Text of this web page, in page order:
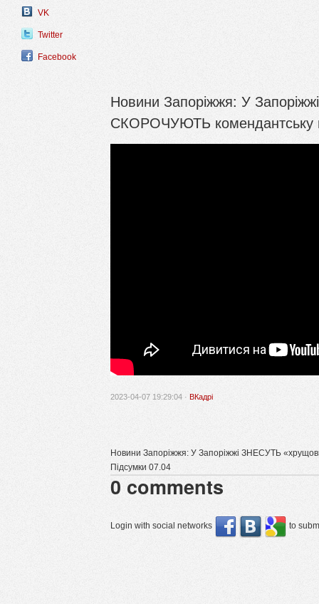
VK
Twitter
Facebook
Новини Запоріжжя: У
СКОРОЧУЮТЬ комендантську
2023-04-07 19:29:04 · ВКадрі
Новини Запоріжжя: У Запоріжжі ЗНЕСУТЬ
Підсумки 07.04
0 comments
Login with social networks to